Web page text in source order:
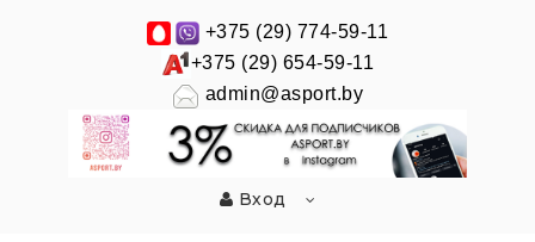
+375 (29) 774-59-11
+375 (29) 654-59-11
admin@asport.by
Вход